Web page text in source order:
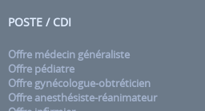
POSTE / CDI
Offre médecin généraliste
Offre pédiatre
Offre gynécologue-obtréticien
Offre anesthésiste-réanimateur